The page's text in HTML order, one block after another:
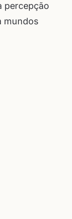
percepção
mundos